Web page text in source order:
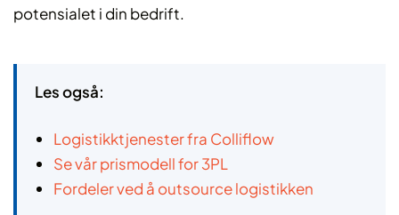
potensialet i din bedrift.
Les også:
Logistikktjenester fra Colliflow
Se vår prismodell for 3PL
Fordeler ved å outsource logistikken